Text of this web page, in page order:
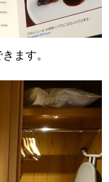
ます。